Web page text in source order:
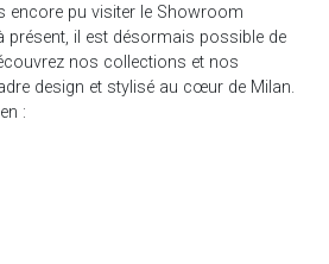
encore pu visiter le Showroom
présent, il est désormais possible de
nos collections et nos
design et stylisé au cœur de Milan.
: